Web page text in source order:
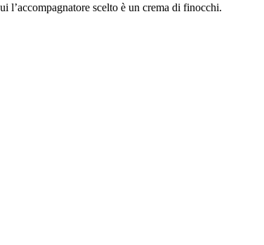
l’accompagnatore scelto è un crema di finocchi.